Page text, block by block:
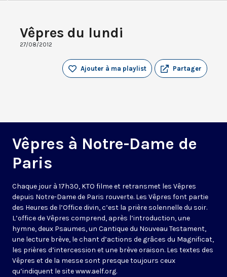
Vêpres du lundi
27/08/2012
Partager
Ajouter à ma playlist
Vêpres à Notre-Dame de
Paris
Chaque jour à 17h30, KTO filme et retransmet les Vêpres
depuis Notre-Dame de Paris rouverte. Les Vêpres font partie
des Heures de l’Office divin, c’est la prière solennelle du soir.
L’office de Vêpres comprend, après l’introduction, une
hymne, deux Psaumes, un Cantique du Nouveau Testament,
une lecture brève, le chant d’actions de grâces du Magnificat,
les prières d’intercession et une brève oraison. Les textes des
Vêpres et de la messe sont presque toujours ceux
qu’indiquent le sitewww.aelf.org.